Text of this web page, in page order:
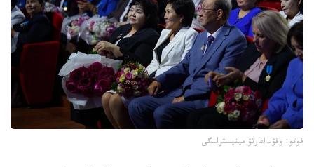
فوتو: وقۋ-اعارتۋ مينيسترلىگى